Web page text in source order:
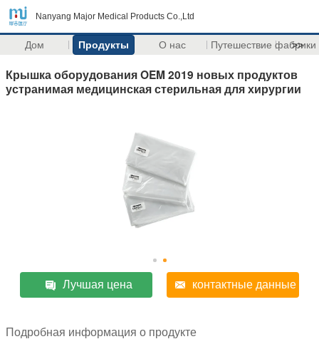
Nanyang Major Medical Products Co.,Ltd
Дом Продукты О нас Путешествие фабрики
>>
Крышка оборудования OEM 2019 новых продуктов
устранимая медицинская стерильная для хирургии
Лучшая цена контактные данные
Подробная информация о продукте